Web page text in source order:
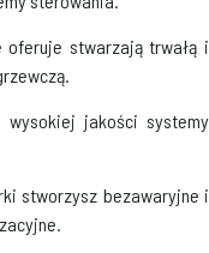
stwarzają trwałą i
jakości systemy
stworzysz bezawaryjne i